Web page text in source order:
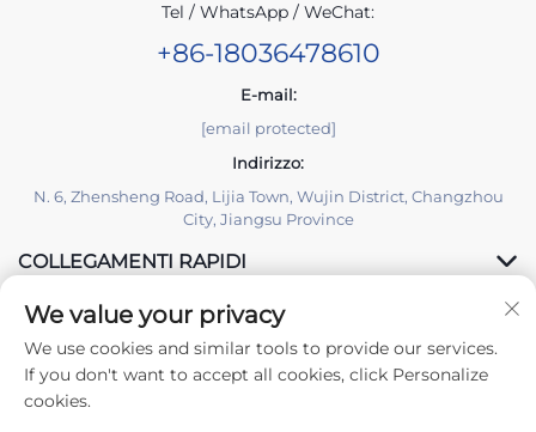
Tel / WhatsApp / WeChat:
+86-18036478610
E-mail:
[email protected]
Indirizzo:
N. 6, Zhensheng Road, Lijia Town, Wujin District, Changzhou
City, Jiangsu Province
COLLEGAMENTI RAPIDI
PRODOTTI
We value your privacy
We use cookies and similar tools to provide our services.
If you don't want to accept all cookies, click Personalize
cookies.